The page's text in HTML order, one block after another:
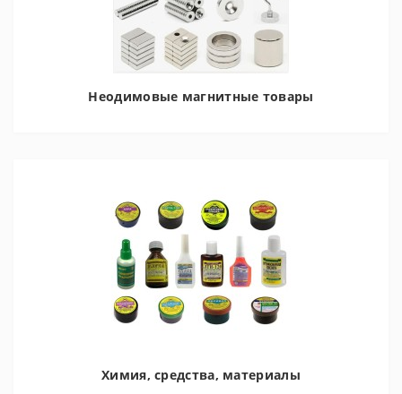
Неодимовые магнитные товары
Химия, средства, материалы